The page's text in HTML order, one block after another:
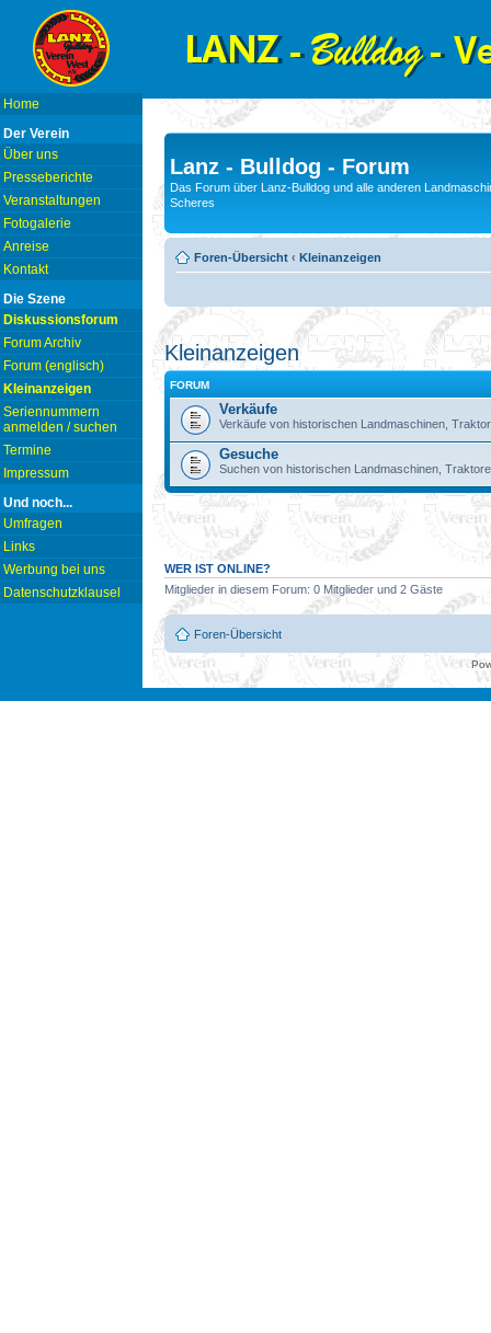
Home
Der Verein
Über uns
Presseberichte
Veranstaltungen
Fotogalerie
Anreise
Kontakt
Die Szene
Diskussionsforum
Forum Archiv
Forum (englisch)
Kleinanzeigen
Seriennummern
anmelden / suchen
Termine
Impressum
Und noch...
Umfragen
Links
Werbung bei uns
Datenschutzklausel
Lanz - Bulldog - Forum
Das Forum über Lanz-Bulldog und alle anderen
Scheres
Foren-Übersicht ‹ Kleinanzeigen
Kleinanzeigen
FORUM
Verkäufe
Verkäufe von historischen Landmaschinen,
Gesuche
Suchen von historischen Landmaschinen,
WER IST ONLINE?
Mitglieder in diesem Forum: 0 Mitglieder und 2 Gäste
Foren-Übersicht